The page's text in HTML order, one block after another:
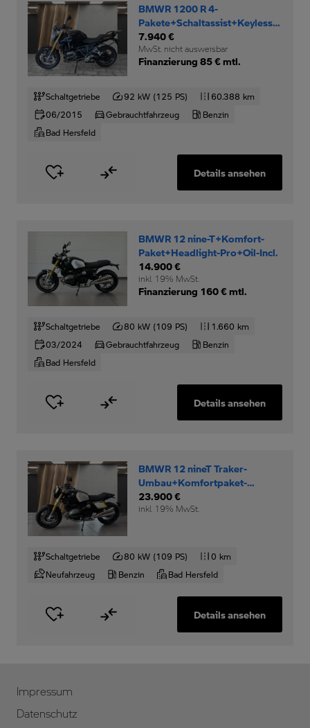
BMWR 1200 R 4-
Pakete+Schaltassist+Keyless-
Ride+
7.940 €
MwSt. nicht ausweisbar
Finanzierung 85 € mtl.
Schaltgetriebe 92 kW (125 PS)
60.388 km
06/2015
Gebrauchtfahrzeug
Benzin
Bad Hersfeld
Details ansehen
BMWR 12 nine-T+Komfort-
Paket+Headlight-Pro+Oil-Incl.
14.900 €
inkl. 19% MwSt.
Finanzierung 160 € mtl.
Schaltgetriebe 80 kW (109 PS)
1.660 km
03/2024
Gebrauchtfahrzeug
Benzin
Bad Hersfeld
Details ansehen
BMWR 12 nineT Traker-
Umbau+Komfortpaket-
Option-719-Rad+
23.900 €
inkl. 19% MwSt.
Schaltgetriebe 80 kW (109 PS)
0 km
Neufahrzeug
Benzin Bad Hersfeld
Details ansehen
Impressum
Datenschutz